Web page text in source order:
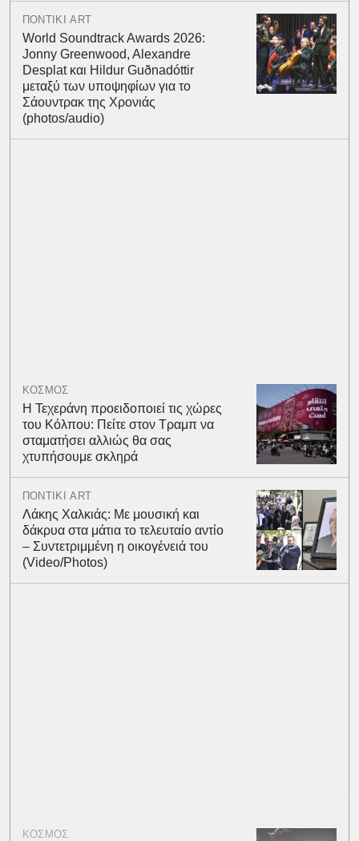
ΠΟΝΤΙΚΙ ART
World Soundtrack Awards 2026:
Jonny Greenwood, Alexandre
Desplat και Hildur Guðnadóttir
μεταξύ των υποψηφίων για το
Σάουντρακ της Χρονιάς
(photos/audio)
ΚΟΣΜΟΣ
Η Τεχεράνη προειδοποιεί τις χώρες
του Κόλπου: Πείτε στον Τραμπ να
σταματήσει αλλιώς θα σας
χτυπήσουμε σκληρά
ΠΟΝΤΙΚΙ ART
Λάκης Χαλκιάς: Με μουσική και
δάκρυα στα μάτια το τελευταίο αντίο
– Συντετριμμένη η οικογένειά του
(Video/Photos)
ΚΟΣΜΟΣ